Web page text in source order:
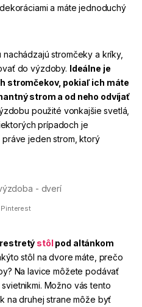
a máte jednoduchý
stromčeky a kríky,
do výzdoby. Ideálne je
stromčekov, pokiaľ ich máte
strom a od neho odvíjať
použité vonkajšie svetlá,
prípadoch je
jeden strom, ktorý
stôl pod altánkom
stôl na dvore máte, prečo
Na lavice môžete podávať
Možno vás tento
na druhej strane môže byť